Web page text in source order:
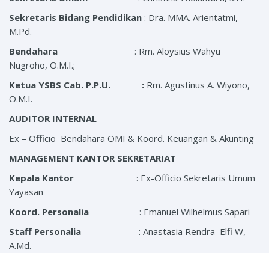
Sekretaris Bidang Pendidikan : Dra. MMA. Arientatmi,
M.Pd.
Bendahara : Rm. Aloysius Wahyu
Nugroho, O.M.I.;
Ketua YSBS Cab. P.P.U. : Rm. Agustinus A. Wiyono,
O.M.I.
AUDITOR INTERNAL
Ex – Officio Bendahara OMI & Koord. Keuangan & Akunting
MANAGEMENT KANTOR SEKRETARIAT
Kepala Kantor : Ex-Officio Sekretaris Umum
Yayasan
Koord. Personalia : Emanuel Wilhelmus Sapari
Staff Personalia : Anastasia Rendra Elfi W,
A.Md.